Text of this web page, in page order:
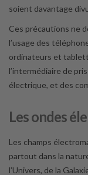
soient davantage
Ces précautions ne
l’usage des
ordinateurs et
l’intermédiaire de
électrique, et des
Les ondes
Les champs
partout dans la
l’Univers, de la